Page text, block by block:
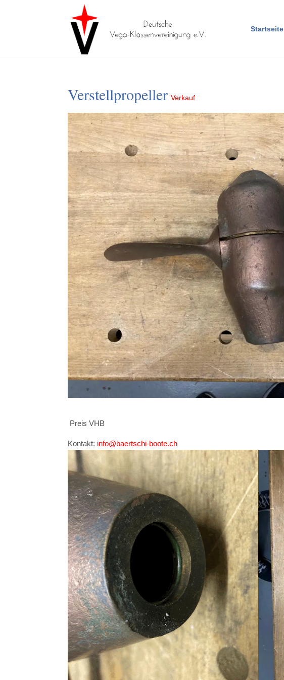
Startseite
Verstellpropeller Verkauf
Preis VHB
Kontakt: info@baertschi-boote.ch